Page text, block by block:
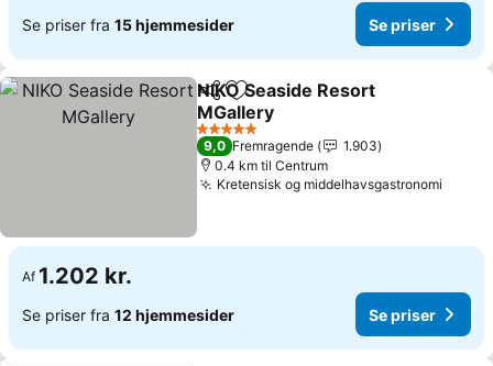
Se priser fra 15 hjemmesider Se priser
Del Føj til favoritter
NIKO Seaside Resort
MGallery
5 Stjerner
9,0 Fremragende
1.903
0.4 km til Centrum
Kretensisk og middelhavsgastronomi
Af 1.202 kr.
Se priser fra 12 hjemmesider Se priser